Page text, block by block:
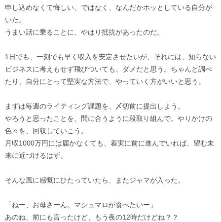
申し込めなくて悔しい、ではなく、なんだかホッとしている自分が
いた。
うまい話に乗ることに、やはり抵抗があったのだ。
1日でも、一刻でも早く収入を安定させたいが、それには、知らない
ビジネスに考えもせず飛びついても、ダメだと思う。ちゃんと調べ
たり、自分にとって堅実な方法で、やっていく方がいいと思う。
まずは毎週のライティング課題を、〆切前に提出しよう。
やろうと思ったことを、間に合うように段取り組んで。やりかけの
色々を、回収していこう。
月収1000万円には届かなくても、着実に前に進んでいれば、望む未
来に近づけるはず。
そんな風に感慨にひたっていたら、またジャマが入った。
「ねー、お母さーん。マシュマロが食べたいー」
あのね、前にも言ったけど、もう夜の12時だけどね？？